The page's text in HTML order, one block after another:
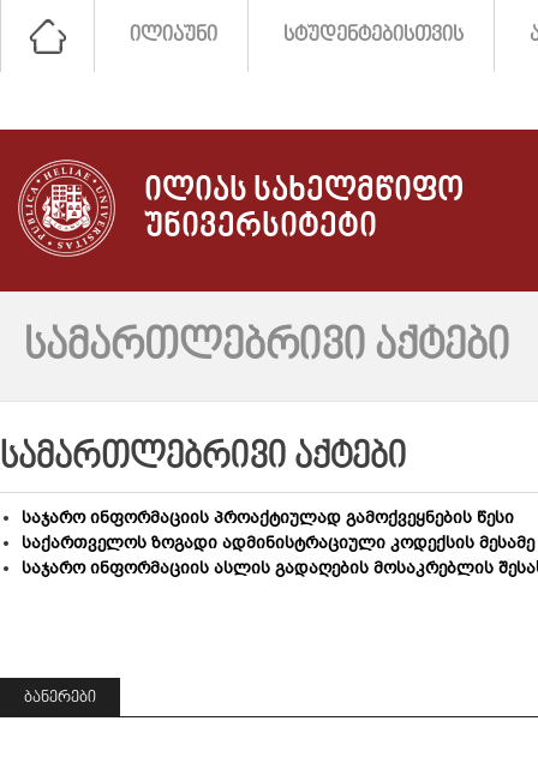
ᲘᲚᲘᲐᲣᲜᲘ ᲡᲢᲣᲓᲔᲜᲢᲔᲑᲘᲡᲗᲕᲘᲡ
ᲘᲚᲘᲐᲡ ᲡᲐᲮᲔᲚᲛᲬᲘᲤᲝ
ᲣᲜᲘᲕᲔᲠᲡᲘᲢᲔᲢᲘ
ᲡᲐᲛᲐᲠᲗᲚᲔᲑᲠᲘᲕᲘ ᲐᲥᲢᲔᲑᲘ
ᲡᲐᲛᲐᲠᲗᲚᲔᲑᲠᲘᲕᲘ ᲐᲥᲢᲔᲑᲘ
საჯარო ინფორმაციის პროაქტიულად გამოქვეყნების წესი
საქართველოს ზოგადი ადმინისტრაციული კოდექსის
საჯარო ინფორმაციის ასლის გადაღების მოსაკრებლის
ᲑᲐᲜᲔᲠᲔᲑᲘ